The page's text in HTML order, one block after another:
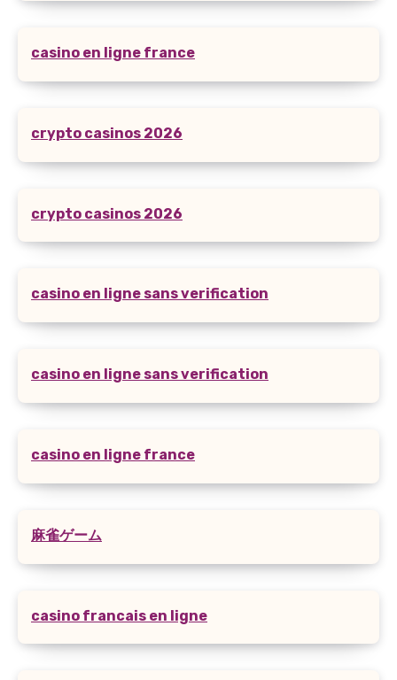
casino en ligne france
crypto casinos 2026
crypto casinos 2026
casino en ligne sans verification
casino en ligne sans verification
casino en ligne france
麻雀ゲーム
casino francais en ligne